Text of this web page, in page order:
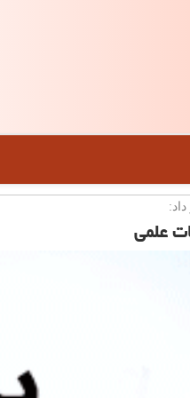
علمی